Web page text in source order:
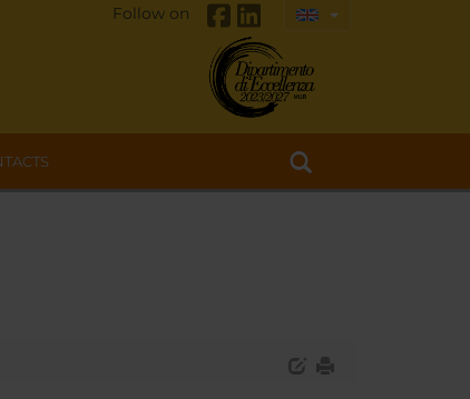
Follow on